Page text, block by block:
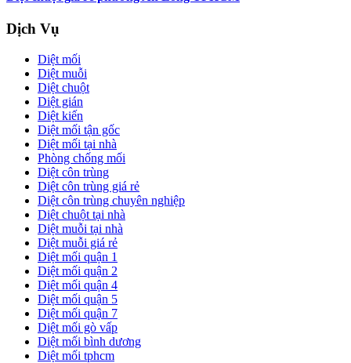
Dịch Vụ
Diệt mối
Diệt muỗi
Diệt chuột
Diệt gián
Diệt kiến
Diệt mối tận gốc
Diệt mối tại nhà
Phòng chống mối
Diệt côn trùng
Diệt côn trùng giá rẻ
Diệt côn trùng chuyên nghiệp
Diệt chuột tại nhà
Diệt muỗi tại nhà
Diệt muỗi giá rẻ
Diệt mối quận 1
Diệt mối quận 2
Diệt mối quận 4
Diệt mối quận 5
Diệt mối quận 7
Diệt mối gò vấp
Diệt mối bình dương
Diệt mối tphcm